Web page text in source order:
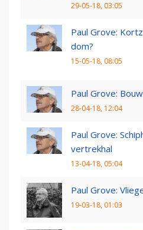
29-05-18, 03:05
Paul Grove:
dom?
15-05-18, 08:05
Paul Grove:
28-04-18, 12:04
Paul Grove:
vertrekhal
13-04-18, 05:04
Paul Grove:
19-03-18, 01:03